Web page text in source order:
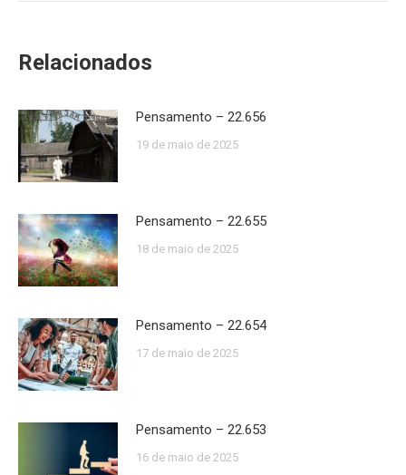
Relacionados
Pensamento – 22.656
19 de maio de 2025
Pensamento – 22.655
18 de maio de 2025
Pensamento – 22.654
17 de maio de 2025
Pensamento – 22.653
16 de maio de 2025